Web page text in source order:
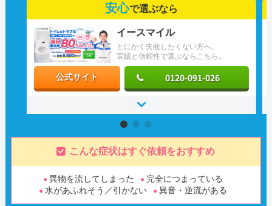
安心で選ぶなら
とにかく失敗したくない方へ。
実績と信頼性で選ぶならこちら。
イースマイル
公式サイト 0120-091-026
こんな症状はすぐ依頼をおすすめ
異物を流してしまった
完全につまっている
水があふれそう／引かない
異音・逆流がある